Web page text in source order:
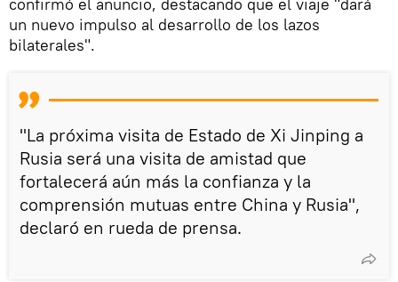
un nuevo impulso al desarrollo de los lazos
bilaterales".
"La próxima visita de Estado de Xi Jinping a
Rusia será una visita de amistad que
fortalecerá aún más la confianza y la
comprensión mutuas entre China y Rusia",
declaró en rueda de prensa.